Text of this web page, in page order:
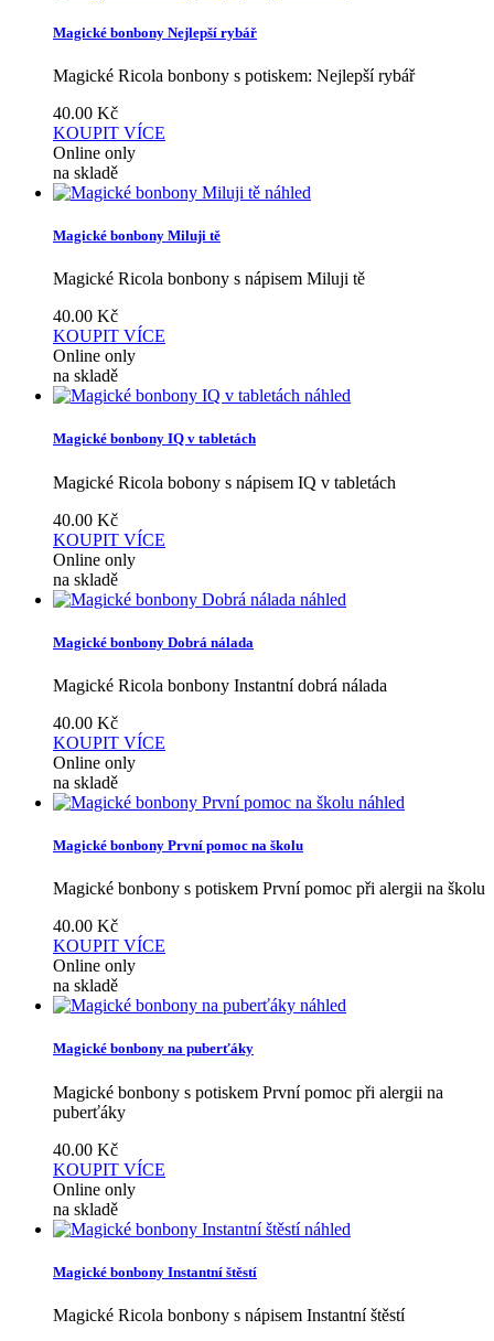
Magické bonbony Nejlepší rybář
Magické Ricola bonbony s potiskem: Nejlepší rybář
40.00 Kč
KOUPIT VÍCE
Online only
na skladě
náhled
Magické bonbony Miluji tě
Magické Ricola bonbony s nápisem Miluji tě
40.00 Kč
KOUPIT VÍCE
Online only
na skladě
náhled
Magické bonbony IQ v tabletách
Magické Ricola bobony s nápisem IQ v tabletách
40.00 Kč
KOUPIT VÍCE
Online only
na skladě
náhled
Magické bonbony Dobrá nálada
Magické Ricola bonbony Instantní dobrá nálada
40.00 Kč
KOUPIT VÍCE
Online only
na skladě
náhled
Magické bonbony První pomoc na školu
Magické bonbony s potiskem První pomoc při alergii na školu
40.00 Kč
KOUPIT VÍCE
Online only
na skladě
náhled
Magické bonbony na puberťáky
Magické bonbony s potiskem První pomoc při alergii na
puberťáky
40.00 Kč
KOUPIT VÍCE
Online only
na skladě
náhled
Magické bonbony Instantní štěstí
Magické Ricola bonbony s nápisem Instantní štěstí